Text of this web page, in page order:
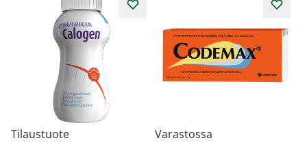
Tilaustuote
Varastossa